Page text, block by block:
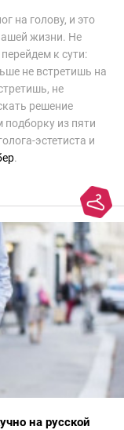
на голову, и это
жизни. Не
к сути:
не встретишь на
не
решение
из пяти
эстетиста и
.
на русской